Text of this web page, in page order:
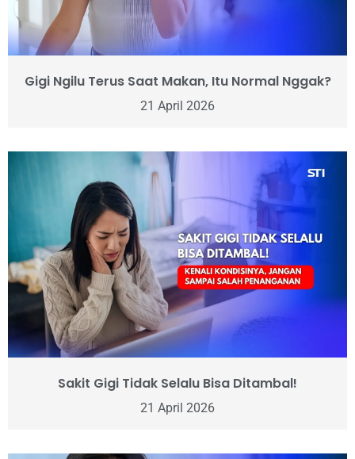
Gigi Ngilu Terus Saat Makan, Itu Normal Nggak?
21 April 2026
Sakit Gigi Tidak Selalu Bisa Ditambal!
21 April 2026